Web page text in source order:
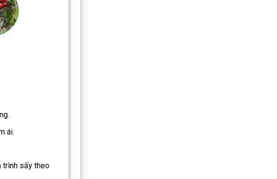
ái.
trình sấy theo